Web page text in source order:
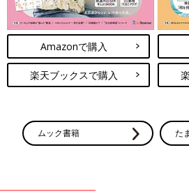
Amazonで購入
楽天ブックスで購入
ムック書籍 た